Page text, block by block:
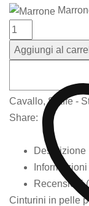
Aggiungi al
Cavallo,Staffe -
Share:
Descrizione
Recensioni
Cinturini in pelle